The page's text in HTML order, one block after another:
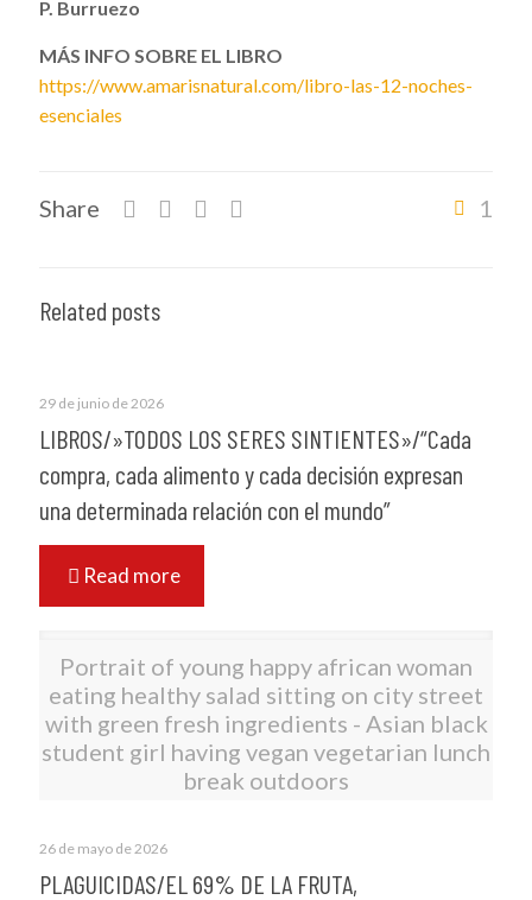
P. Burruezo
MÁS INFO SOBRE EL LIBRO
https://www.amarisnatural.com/libro-las-12-noches-
esenciales
Share 1
Related posts
29 de junio de 2026
LIBROS/»TODOS LOS SERES SINTIENTES»/“Cada
compra, cada alimento y cada decisión expresan
una determinada relación con el mundo”
Read more
Portrait of young happy african woman
eating healthy salad sitting on city street
with green fresh ingredients - Asian black
student girl having vegan vegetarian lunch
break outdoors
26 de mayo de 2026
PLAGUICIDAS/EL 69% DE LA FRUTA,